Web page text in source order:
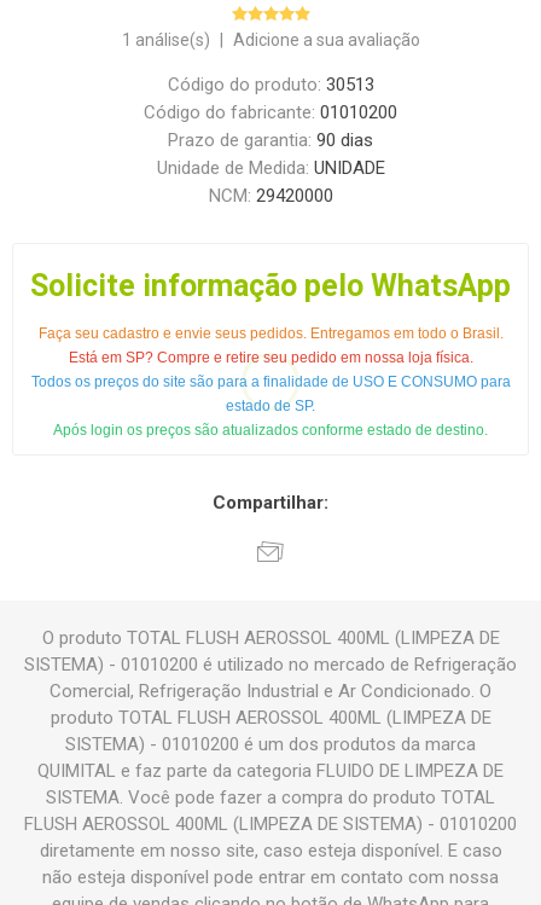
1 análise(s) Adicione a sua avaliação
Código do produto: 30513
Código do fabricante: 01010200
Prazo de garantia: 90 dias
Unidade de Medida: UNIDADE
NCM: 29420000
Solicite informação pelo WhatsApp
Faça seu cadastro e envie seus pedidos. Entregamos em todo o Brasil.
Está em SP? Compre e retire seu pedido em nossa loja física.
Todos os preços do site são para a finalidade de USO E CONSUMO para
estado de SP.
Após login os preços são atualizados conforme estado de destino.
Compartilhar:
O produto TOTAL FLUSH AEROSSOL 400ML (LIMPEZA DE
SISTEMA) - 01010200 é utilizado no mercado de Refrigeração
Comercial, Refrigeração Industrial e Ar Condicionado. O
produto TOTAL FLUSH AEROSSOL 400ML (LIMPEZA DE
SISTEMA) - 01010200 é um dos produtos da marca
QUIMITAL e faz parte da categoria FLUIDO DE LIMPEZA DE
SISTEMA. Você pode fazer a compra do produto TOTAL
FLUSH AEROSSOL 400ML (LIMPEZA DE SISTEMA) - 01010200
diretamente em nosso site, caso esteja disponível. E caso
não esteja disponível pode entrar em contato com nossa